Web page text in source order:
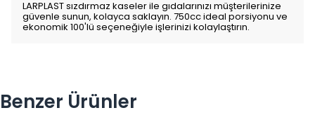
LARPLAST sızdırmaz kaseler ile gıdalarınızı müşterilerinize
güvenle sunun, kolayca saklayın. 750cc ideal porsiyonu ve
ekonomik 100'lü seçeneğiyle işlerinizi kolaylaştırın.
Benzer Ürünler